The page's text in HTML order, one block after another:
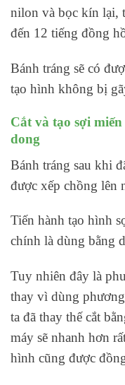
nilon và bọc kín lại,
đến 12 tiếng đồng
Bánh tráng sẽ có
tạo hình không bị
Cắt và tạo sợi
dong
Bánh tráng sau khi
được xếp chồng lên
Tiến hành tạo hình
chính là dùng bằng
Tuy nhiên đây là
thay vì dùng
ta đã thay thế cắt
máy sẽ nhanh hơn
hình cũng được